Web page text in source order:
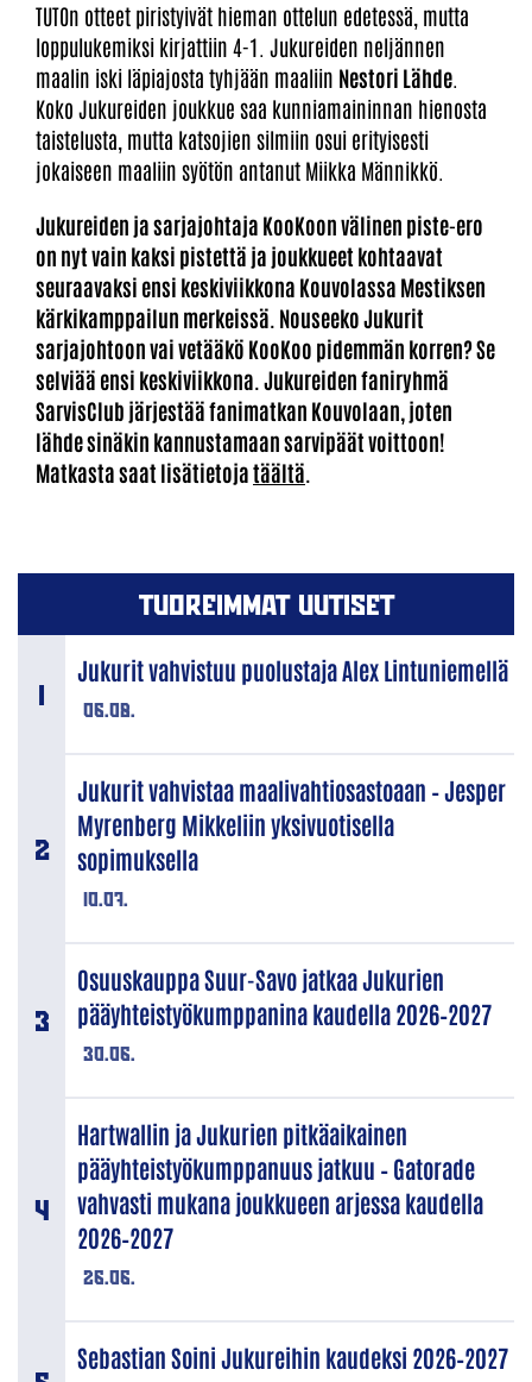
TUTOn otteet piristyivät hieman ottelun edetessä, mutta
loppulukemiksi kirjattiin 4-1. Jukureiden neljännen
maalin iski läpiajosta tyhjään maaliin Nestori Lähde
Koko Jukureiden joukkue saa kunniamaininnan hienosta
taistelusta, mutta katsojien silmiin osui erityisesti
jokaiseen maaliin syötön antanut Miikka Männikkö.
Jukureiden ja sarjajohtaja KooKoon välinen piste-ero
on nyt vain kaksi pistettä ja joukkueet kohtaavat
seuraavaksi ensi keskiviikkona Kouvolassa Mestiksen
kärkikamppailun merkeissä. Nouseeko Jukurit
sarjajohtoon vai vetääkö KooKoo pidemmän korren? Se
selviää ensi keskiviikkona. Jukureiden faniryhmä
SarvisClub järjestää fanimatkan Kouvolaan, joten
lähde sinäkin kannustamaan sarvipäät voittoon!
Matkasta saat lisätietojatäältä.
TUOREIMMAT UUTISET
06.08.
Jukurit vahvistuu puolustaja Alex Lintuniemellä
10.07.
Jukurit vahvistaa maalivahtiosastoaan – Jesper
Myrenberg Mikkeliin yksivuotisella
sopimuksella
30.06.
Osuuskauppa Suur-Savo jatkaa Jukurien
pääyhteistyökumppanina kaudella 2026–2027
26.06.
Hartwallin ja Jukurien pitkäaikainen
pääyhteistyökumppanuus jatkuu – Gatorade
vahvasti mukana joukkueen arjessa kaudella
2026–2027
Sebastian Soini Jukureihin kaudeksi 2026–2027